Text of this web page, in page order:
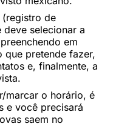
(registro de
selecionar a
em
que pretende fazer,
e, finalmente, a
marcar o horário, é
e você precisará
saem no